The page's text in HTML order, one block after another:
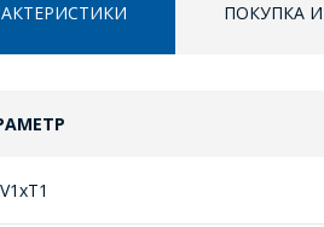
ПОКУПКА